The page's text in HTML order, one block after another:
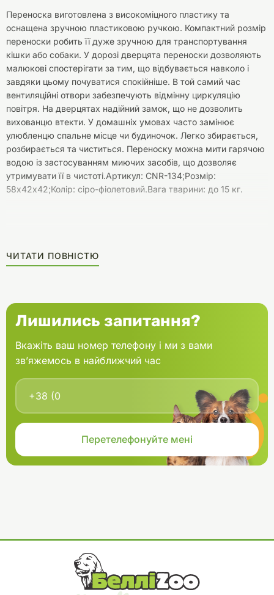
Переноска виготовлена з високоміцного пластику та
оснащена зручною пластиковою ручкою. Компактний розмір
переноски робить її дуже зручною для транспортування
кішки або собаки. У дорозі дверцята переноски дозволяють
малюкові спостерігати за тим, що відбувається навколо і
завдяки цьому почуватися спокійніше. В той самий час
вентиляційні отвори забезпечують відмінну циркуляцію
повітря. На дверцятах надійний замок, що не дозволить
вихованцю втекти. У домашніх умовах часто замінює
улюбленцю спальне місце чи будиночок. Легко збирається,
розбирається та чиститься. Переноску можна мити гарячою
водою із застосуванням миючих засобів, що дозволяє
утримувати її в чистоті.Артикул: CNR-134;Розмір:
58х42х42;Колір: сіро-фіолетовий.Вага тварини: до 15 кг.
ЧИТАТИ ПОВНІСТЮ
Лишились запитання?
Вкажіть ваш номер телефону і ми з вами
зв’яжемось в найближчий час